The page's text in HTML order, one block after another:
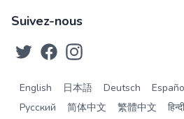
Suivez-nous
English 日本語 Deutsch
Русский
简体中文 繁體中文 हिन्दी